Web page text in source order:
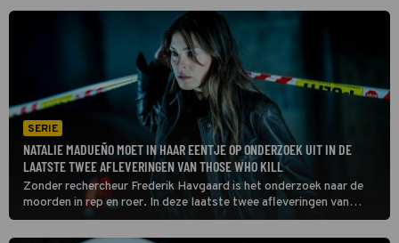
SERIE
NATALIE MADUEÑO MOET IN HAAR EENTJE OP ONDERZOEK UIT IN DE
LAATSTE TWEE AFLEVERINGEN VAN THOSE WHO KILL
Zonder rechercheur Frederik Havgaard is het onderzoek naar de
moorden in rep en roer. In deze laatste twee afleveringen van
Those Who Kill gaat een gebroken Louise Bergstein zijn gangen
na. Een ooggetuige levert nuttige informatie.